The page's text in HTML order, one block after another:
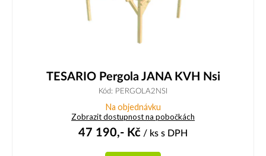
TESARIO Pergola JANA KVH Nsi
Kód: PERGOLA2NSI
Na objednávku
Zobrazit dostupnost na pobočkách
47 190,- Kč / ks s DPH